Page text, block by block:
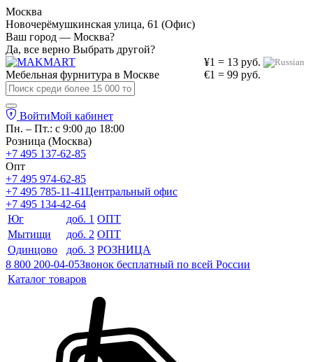
Москва
Новочерёмушкинская улица, 61 (Офис)
Ваш город — Москва?
Да, все верно Выбрать другой?
¥1 = 13 руб.
€1 = 99 руб.
Мебельная фурнитура в Москве
ВойтиМой кабинет
Пн. – Пт.: с 9:00 до 18:00
Розница (Москва)
+7 495 137-62-85
Опт
+7 495 974-62-85
+7 495 785-11-41Центральный офис
+7 495 134-42-64
Юг
доб. 1 ОПТ
Мытищи
доб. 2 ОПТ
Одинцово
доб. 3 РОЗНИЦА
8 800 200-04-05Звонок бесплатный по всей России
Каталог товаров